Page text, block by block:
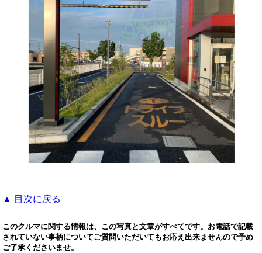
▲ 目次に戻る
このクルマに関する情報は、この写真と文章がすべてです。お電話で記載
されていない事柄についてご質問いただいてもお応え出来ませんので予め
ご了承くださいませ。